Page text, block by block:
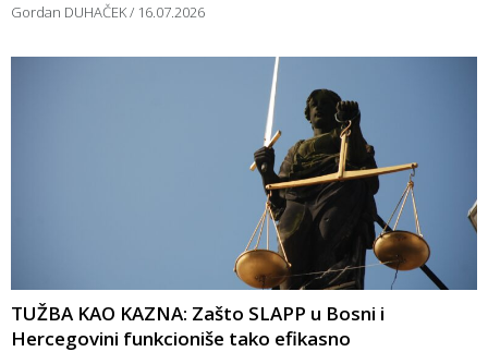
Gordan DUHAČEK 16.07.2026
TUŽBA KAO KAZNA: Zašto SLAPP u Bosni i
Hercegovini funkcioniše tako efikasno